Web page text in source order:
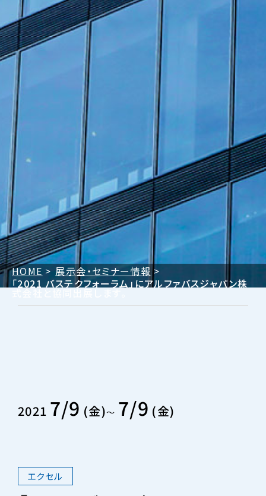
HOME
展示会・セミナー情報
「2021 バステクフォーラム」にアルファバスジャパン株
2021 7/9 金 〜 7/9 金
エクセル